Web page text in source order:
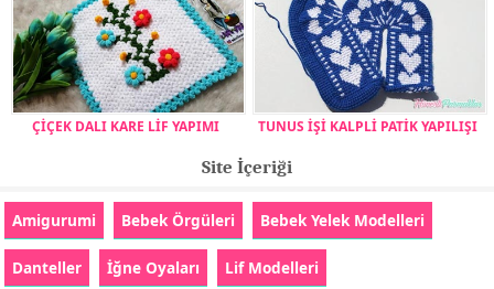
ÇİÇEK DALI KARE LİF YAPIMI TUNUS İŞİ KALPLİ PATİK YAPILIŞI
Site İçeriği
Amigurumi Bebek Örgüleri Bebek Yelek Modelleri
Danteller İğne Oyaları Lif Modelleri